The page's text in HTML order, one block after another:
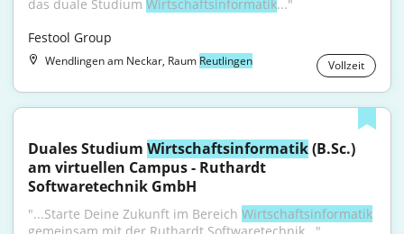
das duale Studium Wirtschaftsinformatik..."
Festool Group
Wendlingen am Neckar, Raum Reutlingen Vollzeit
Duales Studium Wirtschaftsinformatik (B.Sc.)
am virtuellen Campus - Ruthardt
Softwaretechnik GmbH
"...Starte Deine Zukunft im Bereich Wirtschaftsinformatik